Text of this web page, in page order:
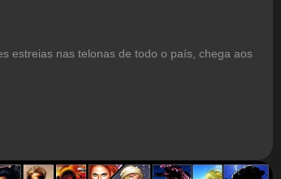
estreias nas telonas de todo o país, chega aos